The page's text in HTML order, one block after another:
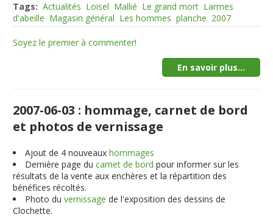
Tags: Actualités Loisel Mallié Le grand mort Larmes
d'abeille Magasin général Les hommes planche 2007
Soyez le premier à commenter!
En savoir plus...
2007-06-03 : hommage, carnet de bord
et photos de vernissage
Ajout de 4 nouveauxhommages
Dernière page du carnet de bord pour informer sur les
résultats de la vente aux enchères et la répartition des
bénéfices récoltés.
Photo duvernissage de l'exposition des dessins de
Clochette.